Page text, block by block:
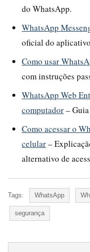
do WhatsApp.
WhatsApp
oficial do
Como usar
com instruções
WhatsApp Web
computador–
Como acessar o
celular–
alternativo de
Tags: WhatsApp
segurança